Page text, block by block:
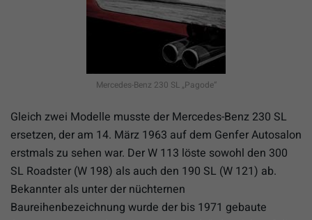
Mercedes-Benz 230 SL „Pagode“
Gleich zwei Modelle musste der Mercedes-Benz 230 SL
ersetzen, der am 14. März 1963 auf dem Genfer Autosalon
erstmals zu sehen war. Der W 113 löste sowohl den 300
SL Roadster (W 198) als auch den 190 SL (W 121) ab.
Bekannter als unter der nüchternen
Baureihenbezeichnung wurde der bis 1971 gebaute